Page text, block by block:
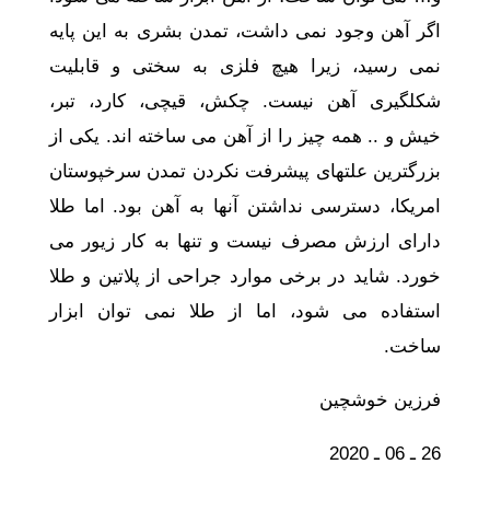
اگر آهن وجود نمی داشت، تمدن بشری به این پایه
نمی رسید، زیرا هیچ فلزی به سختی و قابلیت
شکلگیری آهن نیست. چکش، قیچی، کارد، تبر،
خیش و .. همه چیز را از آهن می ساخته اند. یکی از
بزرگترین علتهای پیشرفت نکردن تمدن سرخپوستان
امریکا، دسترسی نداشتن آنها به آهن بود. اما طلا
دارای ارزش مصرف نیست و تنها به کار زیور می
خورد. شاید در برخی موارد جراحی از پلاتین و طلا
استفاده می شود، اما از طلا نمی توان ابزار
ساخت.
فرزین خوشچین
26 ـ 06 ـ 2020